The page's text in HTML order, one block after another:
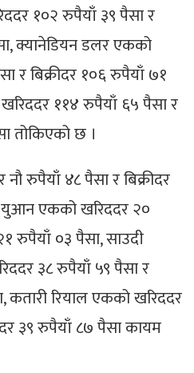
१०२ रुपैयाँ ३९ पैसा र
क्यानेडियन डलर एकको
र बिक्रीदर १०६ रुपैयाँ ७१
११४ रुपैयाँ ६५ पैसा र
तोकिएको छ ।
रुपैयाँ ४८ पैसा र बिक्रीदर
युआन एकको खरिददर २०
रुपैयाँ ०३ पैसा, साउदी
३८ रुपैयाँ ५९ पैसा र
कतारी रियाल एकको खरिददर
३९ रुपैयाँ ८७ पैसा कायम